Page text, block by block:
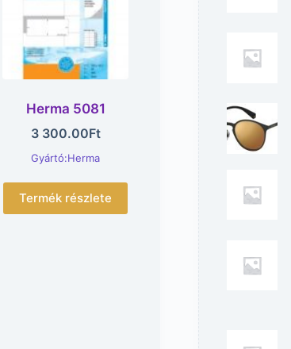
Herma 5081
3 300.00Ft
Gyártó:Herma
Termék részlete